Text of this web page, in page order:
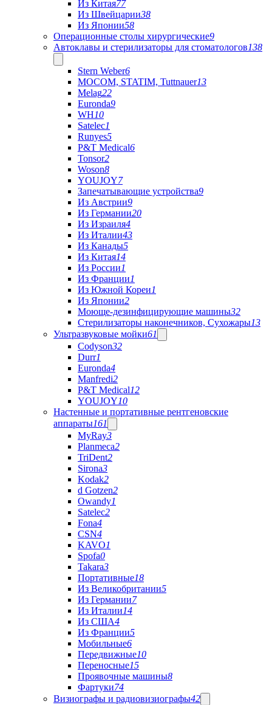
Из Китая77
Из Швейцарии38
Из Японии58
Операционные столы хирургические9
Автоклавы и стерилизаторы для стоматологов138
Stern Weber6
MOCOM, STATIM, Tuttnauer13
Melag22
Euronda9
WH10
Satelec1
Runyes5
P&T Medical6
Tonsor2
Woson8
YOUJOY7
Запечатывающие устройства9
Из Австрии9
Из Германии20
Из Израиля4
Из Италии43
Из Канады5
Из Китая14
Из России1
Из Франции1
Из Южной Кореи1
Из Японии2
Моюще-дезинфицирующие машины32
Стерилизаторы наконечников, Сухожары13
Ультразвуковые мойки61
Codyson32
Durr1
Euronda4
Manfredi2
P&T Medical12
YOUJOY10
Настенные и портативные рентгеновские
аппараты161
MyRay3
Planmeca2
TriDent2
Sirona3
Kodak2
d Gotzen2
Owandy1
Satelec2
Fona4
CSN4
KAVO1
Spofa0
Takara3
Портативные18
Из Великобритании5
Из Германии7
Из Италии14
Из США4
Из Франции5
Мобильные6
Передвижные10
Переносные15
Проявочные машины8
Фартуки74
Визиографы и радиовизиографы42